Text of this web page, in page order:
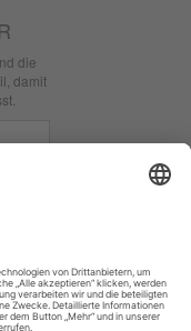
die
damit
zzgl.Versandkosten